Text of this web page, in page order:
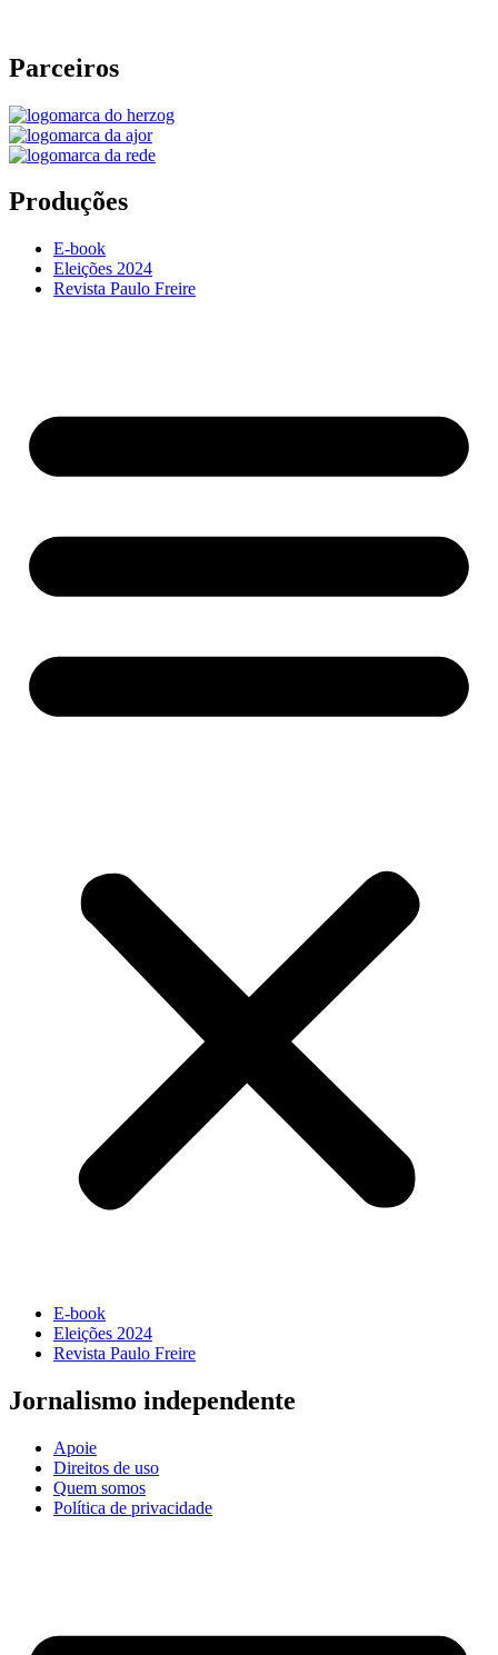
Parceiros
Produções
E-book
Eleições 2024
Revista Paulo Freire
E-book
Eleições 2024
Revista Paulo Freire
Jornalismo independente
Apoie
Direitos de uso
Quem somos
Política de privacidade